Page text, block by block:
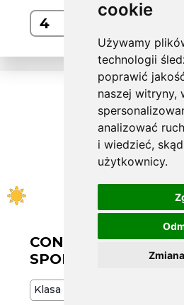
cookie
Używamy
technologii
poprawić
naszej witryny,
analizować
i wiedzieć,
użytkownicy.
CONTINENTAL
SPORT 6 102Y RO1
Klasa